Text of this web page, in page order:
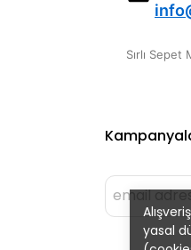
yasal
Sırlı